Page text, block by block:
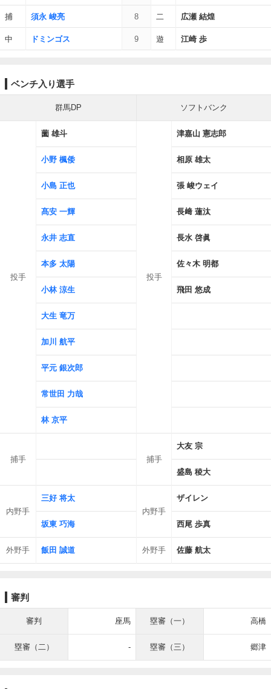
捕 須永 峻亮 8 二 広瀬 結煌
中 ドミンゴス 9 遊 江崎 歩
ベンチ入り選手
群馬DP ソフトバンク
投手
薗 雄斗
投手
津嘉山 憲志郎
小野 楓倭 相原 雄太
小島 正也 張 峻ウェイ
髙安 一輝 長﨑 蓮汰
永井 志直 長水 啓眞
本多 太陽 佐々木 明都
小林 涼生 飛田 悠成
大生 竜万
加川 航平
平元 銀次郎
常世田 力哉
林 京平
捕手 捕手
大友 宗
盛島 稜大
内野手
三好 将太
内野手
ザイレン
坂東 巧海 西尾 歩真
外野手 飯田 誠道 外野手 佐藤 航太
審判
審判 座馬 塁審（一） 高橋
塁審（二） - 塁審（三） 郷津